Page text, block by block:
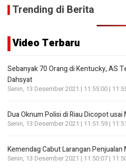
Trending di Berita
Video Terbaru
Sebanyak 70 Orang di Kentucky, AS
Dahsyat
Senin, 13 Desember 2021 | 11:55:00 |
Dua Oknum Polisi di Riau Dicopot
Senin, 13 Desember 2021 | 11:51:59 |
Kemendag Cabut Larangan Penjualan
Senin, 13 Desember 2021 | 11:50:07 |